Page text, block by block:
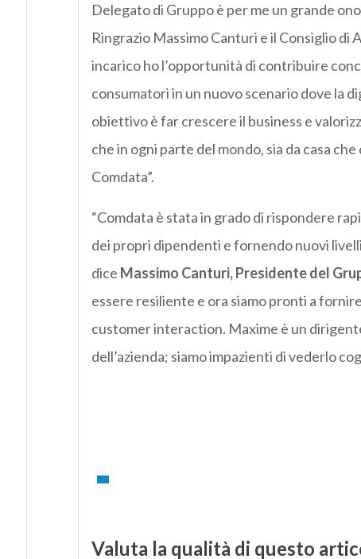
Delegato di Gruppo è per me un grande
Ringrazio Massimo Canturi e il Consiglio
incarico ho l’opportunità di contribuire
consumatori in un nuovo scenario dove la
obiettivo è far crescere il business e
che in ogni parte del mondo, sia da casa
Comdata”.
“Comdata è stata in grado di rispondere
dei propri dipendenti e fornendo nuovi
dice Massimo Canturi, Presidente del
essere resiliente e ora siamo pronti a
customer interaction. Maxime è un
dell’azienda; siamo impazienti di vederlo
Valuta la qualità di questo